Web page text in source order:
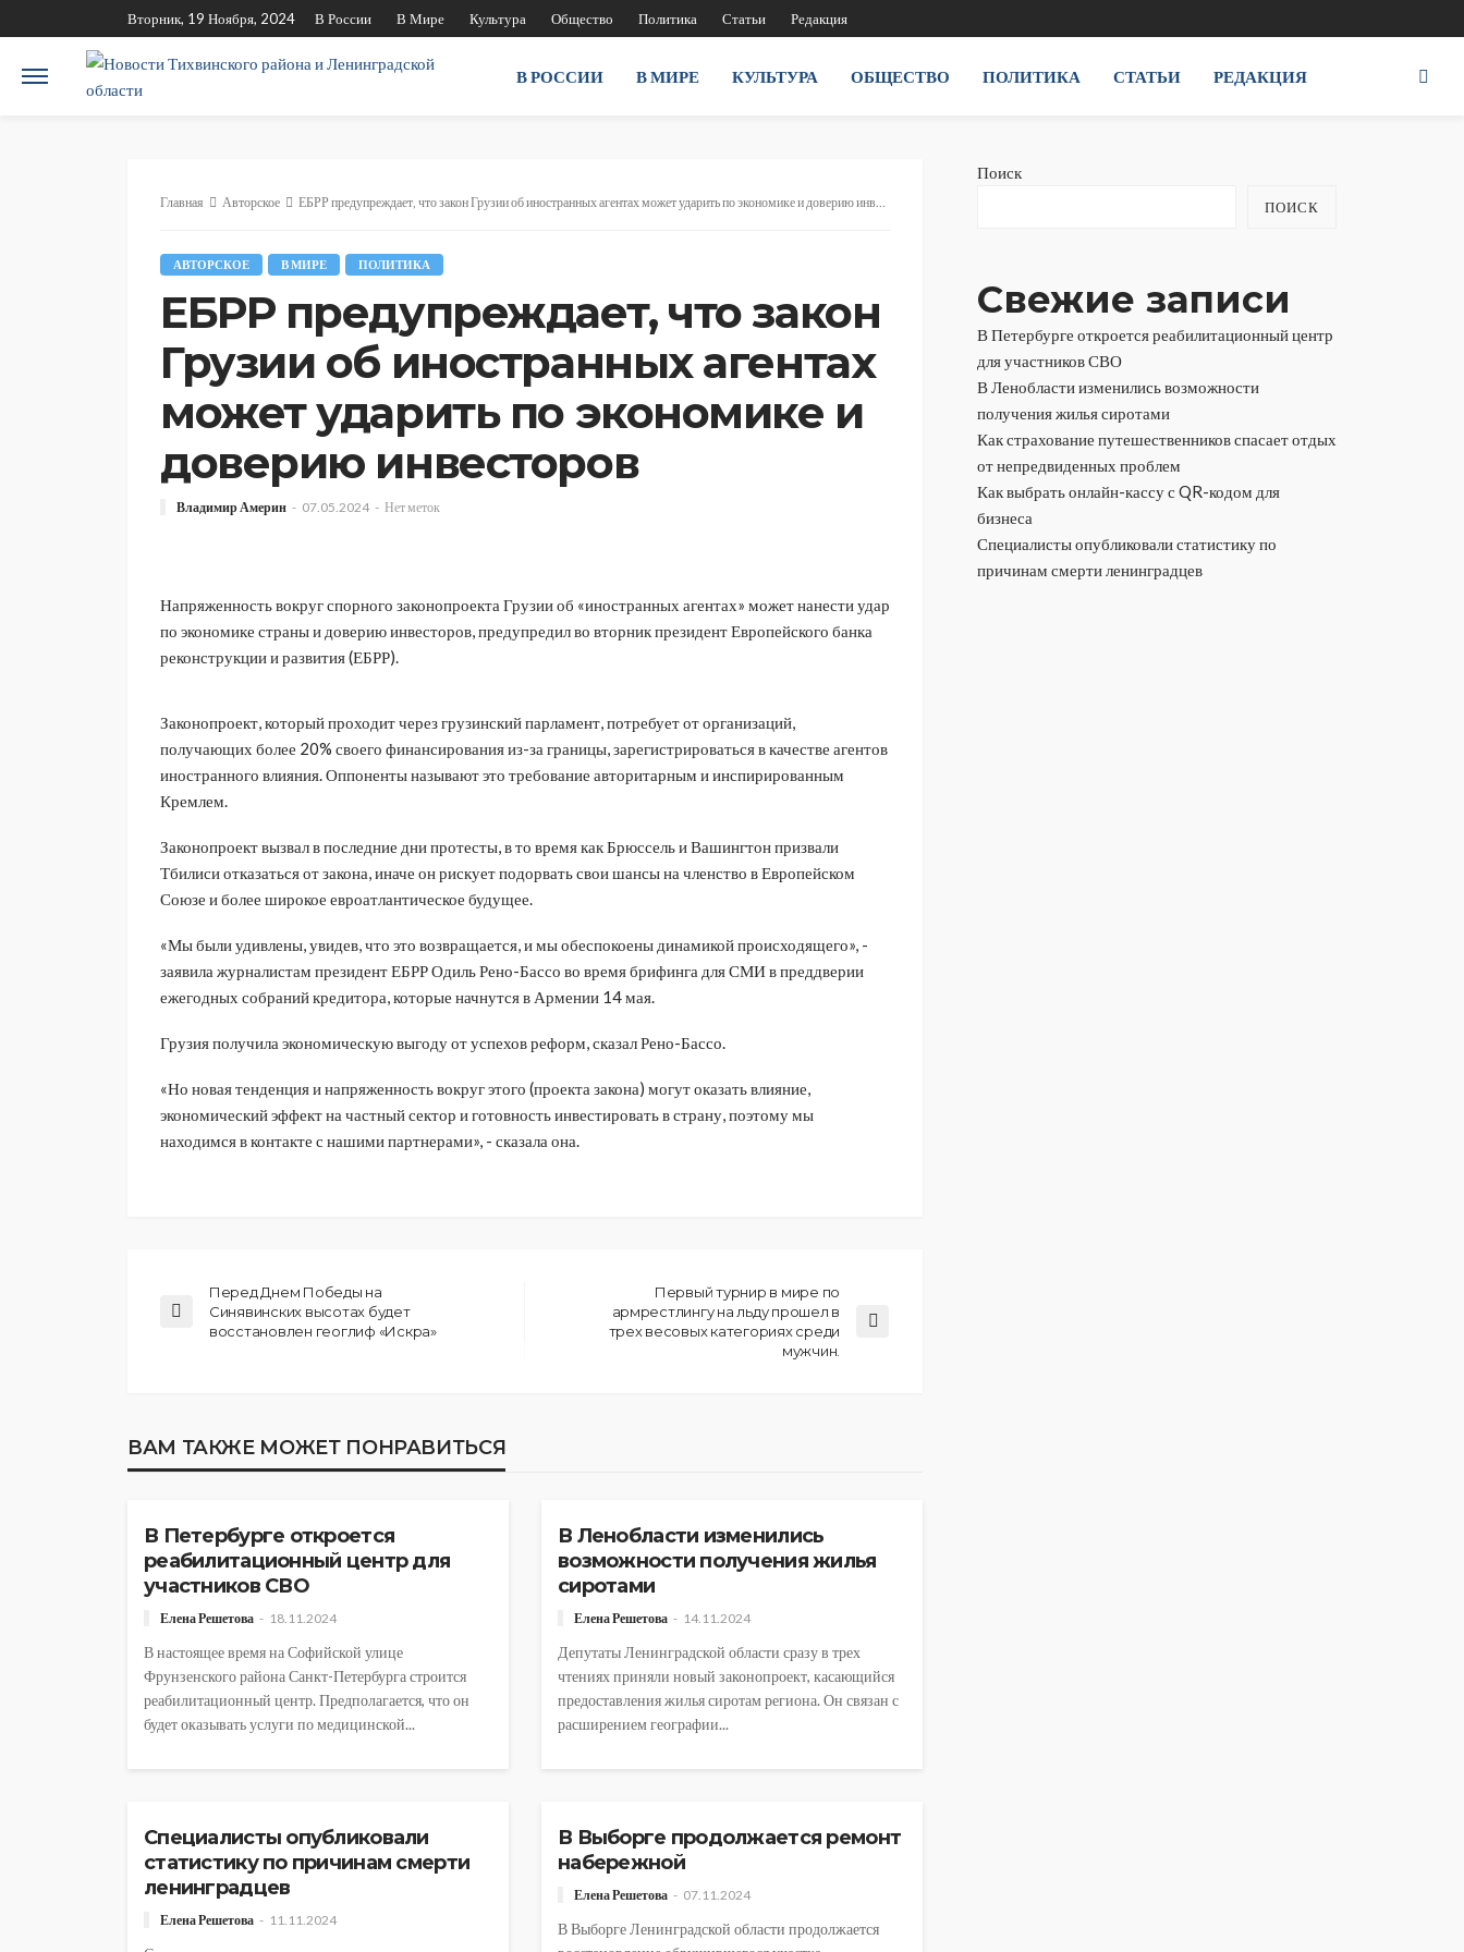
Вторник, 19 Ноября, 2024 В России В Мире Культура Общество Политика Статьи Редакция
В РОССИИ В МИРЕ КУЛЬТУРА ОБЩЕСТВО ПОЛИТИКА СТАТЬИ РЕДАКЦИЯ
Главная Авторское ЕБРР предупреждает, что закон Грузии об иностранных агентах может ударить по экономике и доверию инвесторов
АВТОРСКОЕ В МИРЕ ПОЛИТИКА
ЕБРР предупреждает, что закон
Грузии об иностранных агентах
может ударить по экономике и
доверию инвесторов
Владимир Америн 07.05.2024 Нет меток
Напряженность вокруг спорного законопроекта Грузии об «иностранных агентах» может нанести удар
по экономике страны и доверию инвесторов, предупредил во вторник президент Европейского банка
реконструкции и развития (ЕБРР).
Законопроект, который проходит через грузинский парламент, потребует от организаций,
получающих более 20% своего финансирования из-за границы, зарегистрироваться в качестве агентов
иностранного влияния. Оппоненты называют это требование авторитарным и инспирированным
Кремлем.
Законопроект вызвал в последние дни протесты, в то время как Брюссель и Вашингтон призвали
Тбилиси отказаться от закона, иначе он рискует подорвать свои шансы на членство в Европейском
Союзе и более широкое евроатлантическое будущее.
«Мы были удивлены, увидев, что это возвращается, и мы обеспокоены динамикой происходящего», -
заявила журналистам президент ЕБРР Одиль Рено-Бассо во время брифинга для СМИ в преддверии
ежегодных собраний кредитора, которые начнутся в Армении 14 мая.
Грузия получила экономическую выгоду от успехов реформ, сказал Рено-Бассо.
«Но новая тенденция и напряженность вокруг этого (проекта закона) могут оказать влияние,
экономический эффект на частный сектор и готовность инвестировать в страну, поэтому мы
находимся в контакте с нашими партнерами», - сказала она.
Перед Днем Победы на
Синявинских высотах будет
восстановлен геоглиф «Искра»
Первый турнир в мире по
армрестлингу на льду прошел в
трех весовых категориях среди
мужчин.
ВАМ ТАКЖЕ МОЖЕТ ПОНРАВИТЬСЯ
АВТОРСКОЕ ОБЩЕСТВО
В Петербурге откроется
реабилитационный центр для
участников СВО
Елена Решетова 18.11.2024
В настоящее время на Софийской улице
Фрунзенского района Санкт-Петербурга строится
реабилитационный центр. Предполагается, что он
будет оказывать услуги по медицинской...
В Ленобласти изменились
возможности получения жилья
сиротами
Елена Решетова 14.11.2024
Депутаты Ленинградской области сразу в трех
чтениях приняли новый законопроект, касающийся
предоставления жилья сиротам региона. Он связан с
расширением географии...
Специалисты опубликовали
статистику по причинам смерти
ленинградцев
Елена Решетова 11.11.2024
В Выборге продолжается ремонт
набережной
Елена Решетова 07.11.2024
В Выборге Ленинградской области продолжается
Поиск
ПОИСК
Свежие записи
В Петербурге откроется реабилитационный центр
для участников СВО
В Ленобласти изменились возможности
получения жилья сиротами
Как страхование путешественников спасает отдых
от непредвиденных проблем
Как выбрать онлайн-кассу с QR-кодом для
бизнеса
Специалисты опубликовали статистику по
причинам смерти ленинградцев